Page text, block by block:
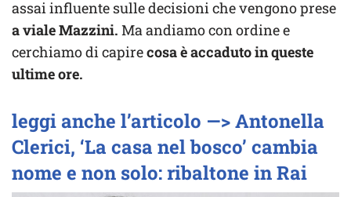
assai influente sulle decisioni che vengono prese
a viale Mazzini. Ma andiamo con ordine e
cerchiamo di capirecosa è accaduto in queste
ultime ore.
leggi anche l’articolo —> Antonella
Clerici, ‘La casa nel bosco’ cambia
nome e non solo: ribaltone in Rai